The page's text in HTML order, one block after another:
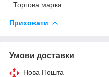
Торгова марка
Приховати
Умови доставки
Нова Пошта